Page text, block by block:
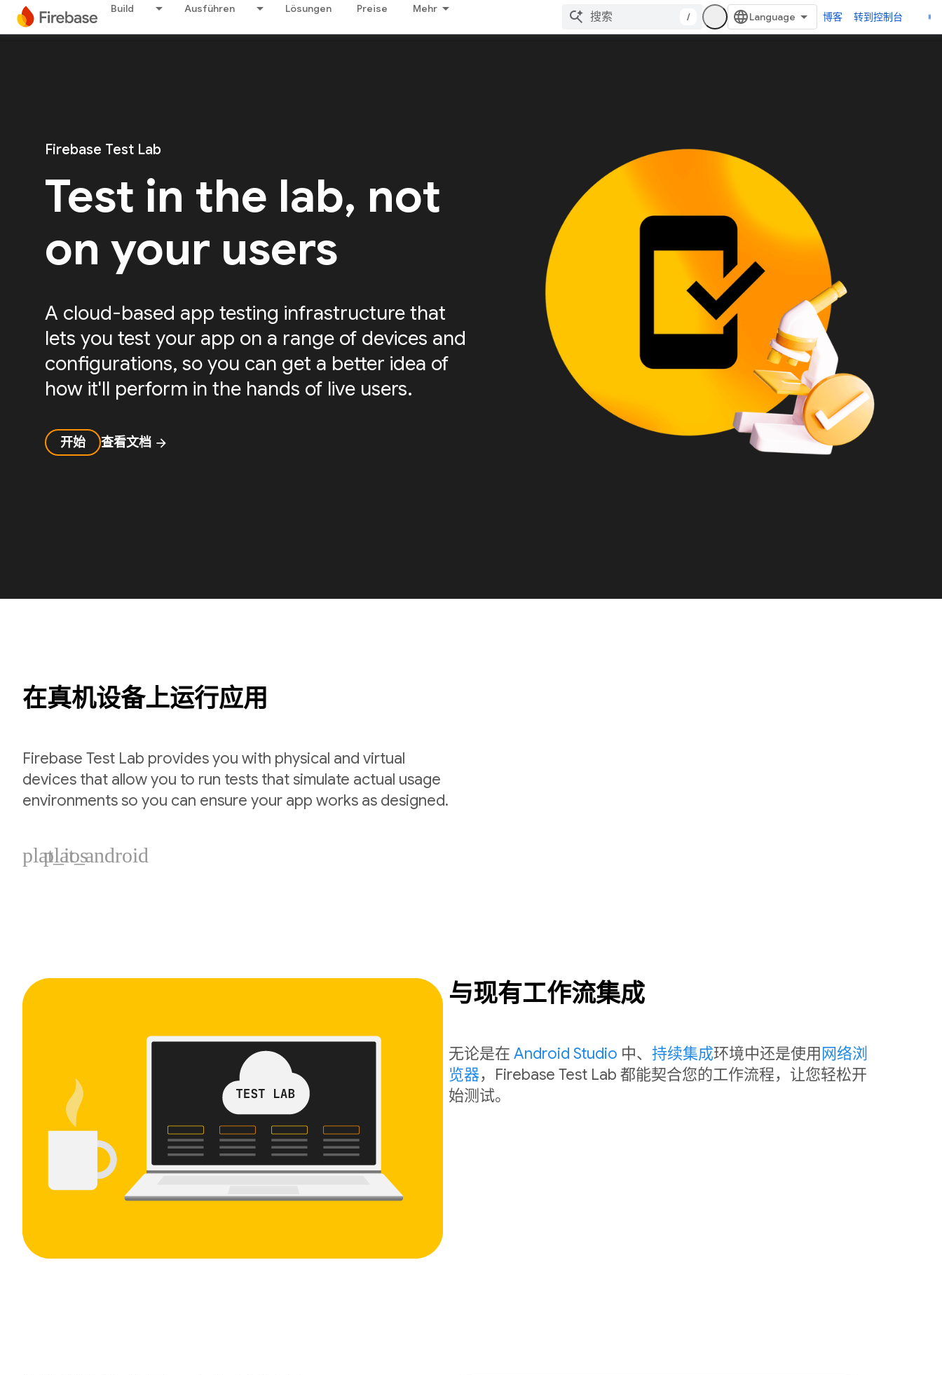
Build Ausführen Lösungen Preise Mehr
/ 博客 转到控制台
Firebase Test Lab
Test in the lab, not
on your users
A cloud-based app testing infrastructure that
lets you test your app on a range of devices and
configurations, so you can get a better idea of
how it'll perform in the hands of live users.
开始 查看文档 arrow_forward
在真机设备上运行应用
Firebase Test Lab provides you with physical and virtual
devices that allow you to run tests that simulate actual usage
environments so you can ensure your app works as designed.
plat_ios
plat_android
与现有工作流集成
无论是在 Android Studio 中、 持续集成环境中还是使用 网络浏
览器，Firebase Test Lab 都能契合您的工作流程，让您轻松开
始测试。